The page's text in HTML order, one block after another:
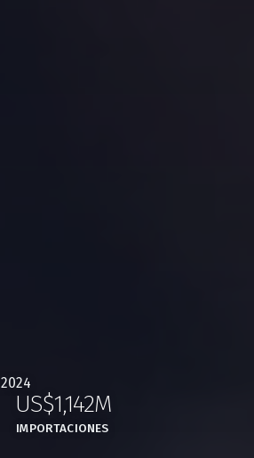
2024
US$1,142M
IMPORTACIONES